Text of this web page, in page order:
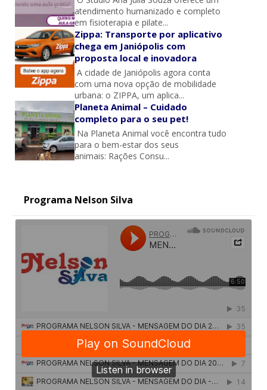
atendimento humanizado e completo
em fisioterapia e pilate...
Zippa: Transporte por aplicativo
chega em Janiópolis com
proposta local e inovadora
A cidade de Janiópolis agora conta
com uma nova opção de mobilidade
urbana: o ZIPPA, um aplica...
Planeta Animal – Cuidado
completo para o seu pet!
Na Planeta Animal você encontra tudo
para o bem-estar dos seus
animais: Rações Consu...
Programa Nelson Silva